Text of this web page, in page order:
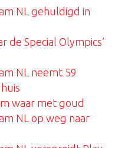
NL gehuldigd in
de Special Olympics’
NL neemt 59
waar met goud
NL op weg naar